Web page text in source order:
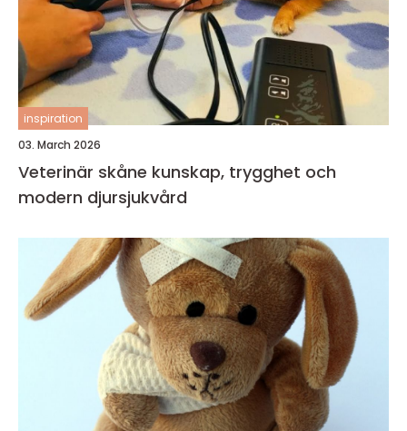
inspiration
03. March 2026
Veterinär skåne kunskap, trygghet och
modern djursjukvård